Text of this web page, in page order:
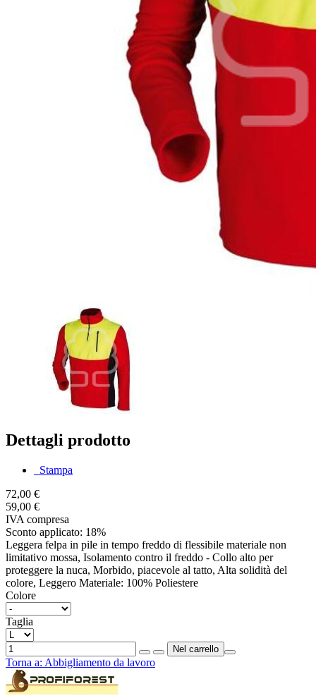
Dettagli prodotto
Stampa
72,00 €
59,00 €
IVA compresa
Sconto applicato: 18%
Leggera felpa in pile in tempo freddo di flessibile materiale non
limitativo mossa, Isolamento contro il freddo - Collo alto per
proteggere la nuca, Morbido, piacevole al tatto, Alta solidità del
colore, Leggero Materiale: 100% Poliestere
Colore
Taglia
Torna a: Abbigliamento da lavoro